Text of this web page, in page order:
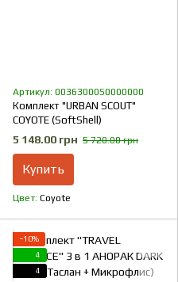
Артикул: 00363000S0000000
Комплект "URBAN SCOUT"
COYOTE (SoftShell)
5 148.00 грн 5 720.00 грн
Купить
Цвет Coyote
−10%
4
4